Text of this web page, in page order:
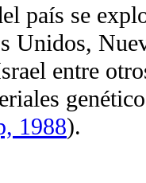
país se
Unidos,
entre
1988).